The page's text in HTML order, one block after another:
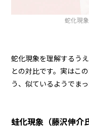
蛇化現
蛇化現象を理解するう
との対比です。実はこ
う、似ているようでま
蛙化現象（藤沢伸介